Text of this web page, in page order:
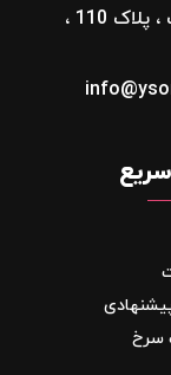
تهران ، مجیدیه شمالی ، میدان ملت ، پلاک 110 ،
سرخ